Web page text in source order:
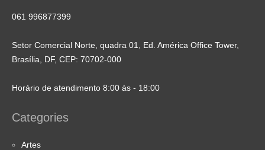
061 996877399
Setor Comercial Norte, quadra 01, Ed. América Office Tower,
Brasília, DF, CEP: 70702-000
Horário de atendimento 8:00 às - 18:00
Categories
Artes